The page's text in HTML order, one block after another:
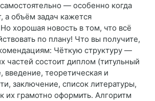
— особенно когда
а объём задач кажется
хорошая новость в том, что всё
по плану! Что вы получите,
Чёткую структуру —
частей состоит диплом (титульный
введение, теоретическая и
заключение, список литературы,
их грамотно оформить. Алгоритм